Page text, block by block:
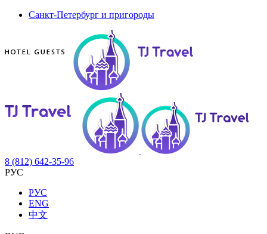
Санкт-Петербург и пригороды
8 (812) 642-35-96
РУС
РУС
ENG
中文